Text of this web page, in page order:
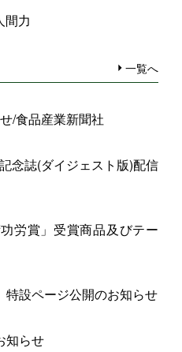
間力
一覧へ
/食品産業新聞社
念誌(ダイジェスト版)配信
労賞」受賞商品及びテー
特設ページ公開のお知らせ
知らせ